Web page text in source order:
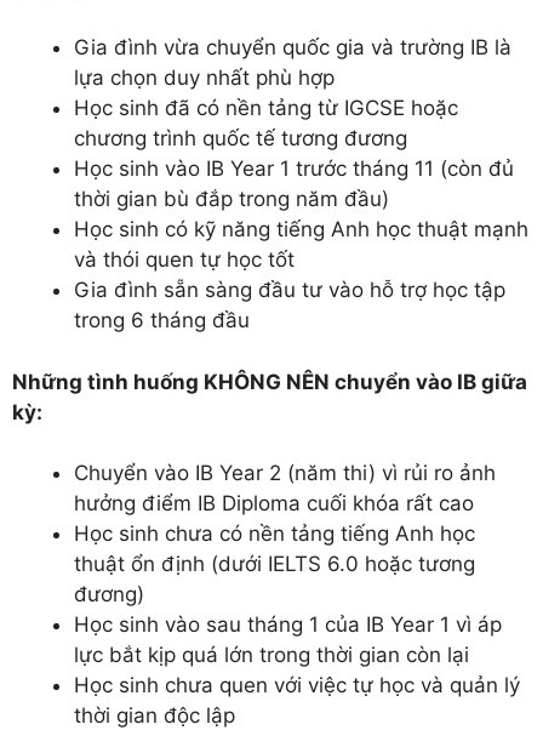
Gia đình vừa chuyển quốc gia và trường IB là
lựa chọn duy nhất phù hợp
Học sinh đã có nền tảng từ IGCSE hoặc
chương trình quốc tế tương đương
Học sinh vào IB Year 1 trước tháng 11 (còn đủ
thời gian bù đắp trong năm đầu)
Học sinh có kỹ năng tiếng Anh học thuật mạnh
và thói quen tự học tốt
Gia đình sẵn sàng đầu tư vào hỗ trợ học tập
trong 6 tháng đầu
Những tình huống KHÔNG NÊN chuyển vào IB giữa
kỳ:
Chuyển vào IB Year 2 (năm thi) vì rủi ro ảnh
hưởng điểm IB Diploma cuối khóa rất cao
Học sinh chưa có nền tảng tiếng Anh học
thuật ổn định (dưới IELTS 6.0 hoặc tương
đương)
Học sinh vào sau tháng 1 của IB Year 1 vì áp
lực bắt kịp quá lớn trong thời gian còn lại
Học sinh chưa quen với việc tự học và quản lý
thời gian độc lập